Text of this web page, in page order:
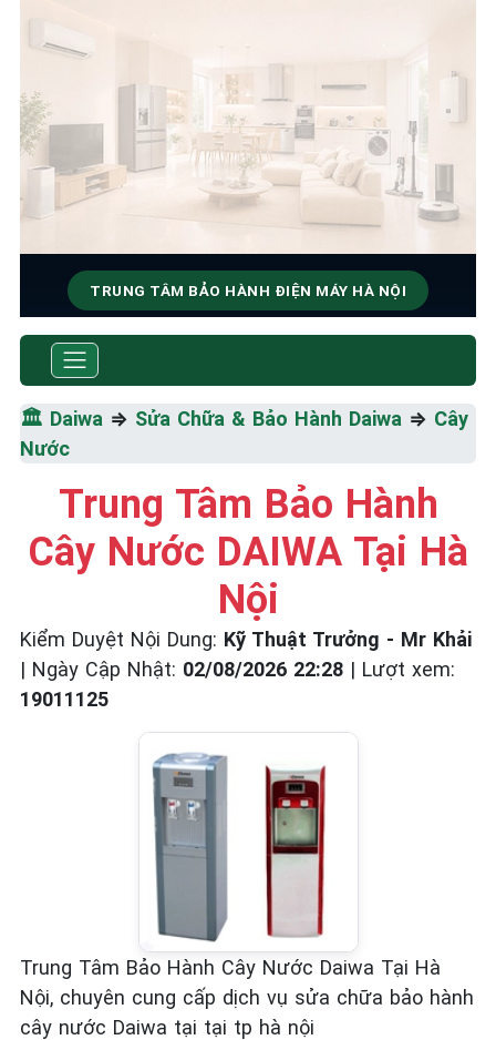
TRUNG TÂM BẢO HÀNH ĐIỆN MÁY HÀ NỘI
SỬA CHỮA & BẢO HÀNH
DAIWA
Tốc Độ Tối Đa • Chất Lượng Tối Ưu • Chi Phí Tối
☎️ 09.86.85.89.22
🏛️ Daiwa ⇒ Sửa Chữa & Bảo Hành Daiwa ⇒ Cây
Nước
Trung Tâm Bảo Hành
Cây Nước DAIWA Tại Hà
Nội
Kiểm Duyệt Nội Dung: Kỹ Thuật Trưởng - Mr Khải
| Ngày Cập Nhật: 02/08/2026 22:28 | Lượt xem:
19011125
Trung Tâm Bảo Hành Cây Nước Daiwa Tại Hà
Nội, chuyên cung cấp dịch vụ sửa chữa bảo hành
cây nước Daiwa tại tại tp hà nội